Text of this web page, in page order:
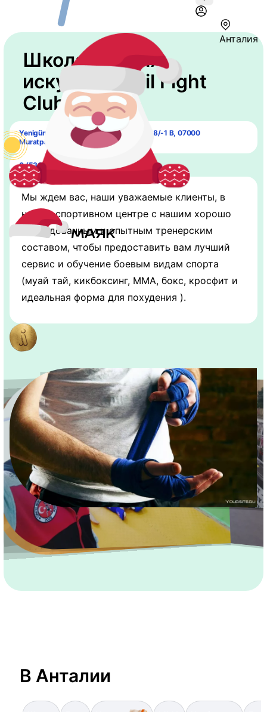
Анталия
Школа боевых
искусств "Asil Fight
Club"
Yenigün, Mepas Avm Altı, 1075. Sk. No: 8/-1 B, 07000
Muratpaşa/Antalya,
0 (530) 320-39-03
Мы ждем вас, наши уважаемые клиенты, в
нашем спортивном центре с нашим хорошо
оборудованным и опытным тренерским
составом, чтобы предоставить вам лучший
сервис и обучение боевым видам спорта
(муай тай, кикбоксинг, ММА, бокс, кросфит и
идеальная форма для похудения ).
В Анталии